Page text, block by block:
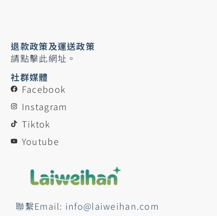
聯繫Email: info@laiweihan.com
社群媒體
Facebook
Instagram
Tiktok
Youtube
退款政策及運送政策
請點擊此網址。